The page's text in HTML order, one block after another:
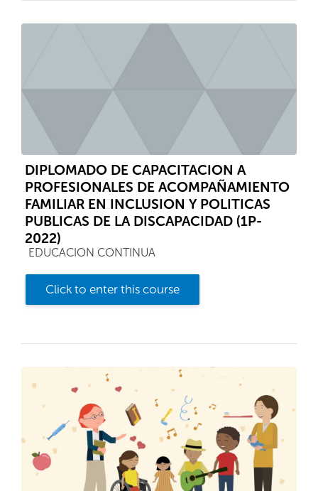
DIPLOMADO DE CAPACITACION A
PROFESIONALES DE ACOMPAÑAMIENTO
FAMILIAR EN INCLUSION Y POLITICAS
PUBLICAS DE LA DISCAPACIDAD (1P-
2022)
Course category
EDUCACION CONTINUA
Click to enter this course